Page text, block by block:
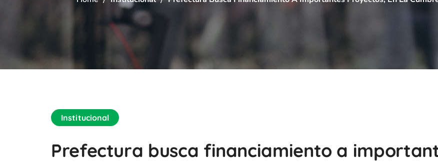
Institucional
Prefectura busca financiamiento a